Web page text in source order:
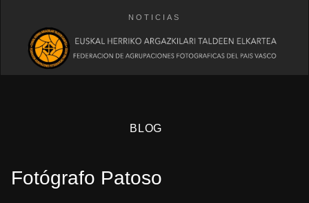
NOTICIAS
BLOG
Fotógrafo Patoso